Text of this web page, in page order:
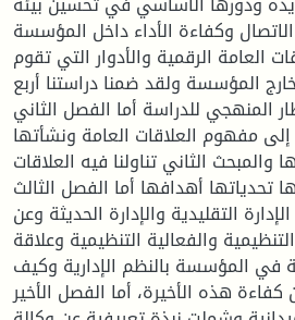
وكفاءة الأداء داخل المؤسسة
العامة الرقمية والأدوار التي تقوم
المؤسسة ولقد ضمنا دراستنا أربع
المنهجي للدراسة أما الفصل الثاني
مفهوم العلاقات العامة ونشأتها
الثاني تناولنا فيه العلاقات
تحدياتها أهدافها أما الفصل الثالث
التقليدية والإدارة الحديثة وعن
والفعالية التنظيمية وعلاقة
في المؤسسة بالنظم الإدارية وكيف
هذه الأخيرة، أما الفصل الأخير